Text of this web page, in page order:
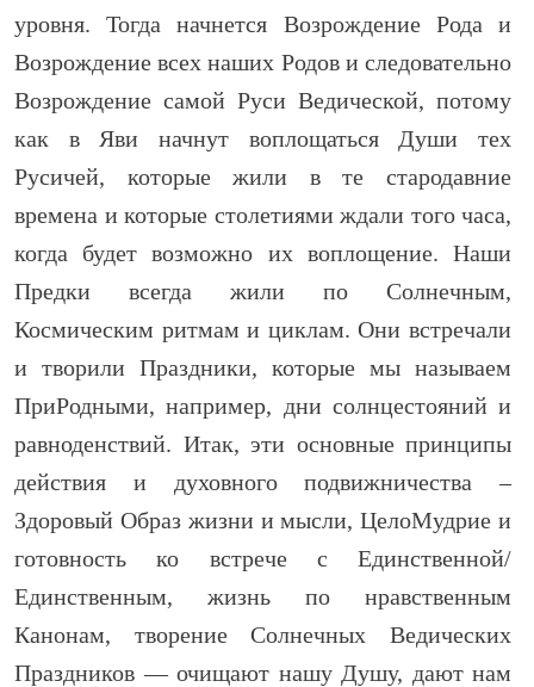
уровня. Тогда начнется Возрождение Рода и
Возрождение всех наших Родов и следовательно
Возрождение самой Руси Ведической, потому
как в Яви начнут воплощаться Души тех
Русичей, которые жили в те стародавние
времена и которые столетиями ждали того часа,
когда будет возможно их воплощение. Наши
Предки всегда жили по Солнечным,
Космическим ритмам и циклам. Они встречали
и творили Праздники, которые мы называем
ПриРодными, например, дни солнцестояний и
равноденствий. Итак, эти основные принципы
действия и духовного подвижничества –
Здоровый Образ жизни и мысли, ЦелоМудрие и
готовность ко встрече с Единственной/
Единственным, жизнь по нравственным
Канонам, творение Солнечных Ведических
Праздников — очищают нашу Душу, дают нам